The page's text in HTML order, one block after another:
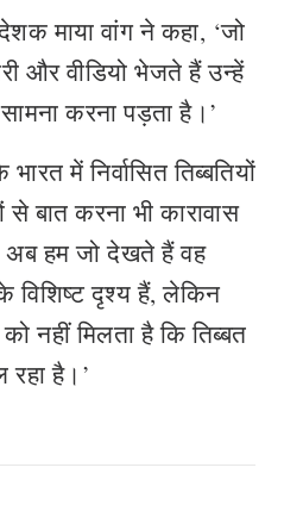
माया वांग ने कहा, ‘जो
और वीडियो भेजते हैं उन्हें
करना पड़ता है।’
में निर्वासित तिब्बतियों
से बात करना भी कारावास
हम जो देखते हैं वह
विशिष्ट दृश्य हैं, लेकिन
नहीं मिलता है कि तिब्बत
है।’